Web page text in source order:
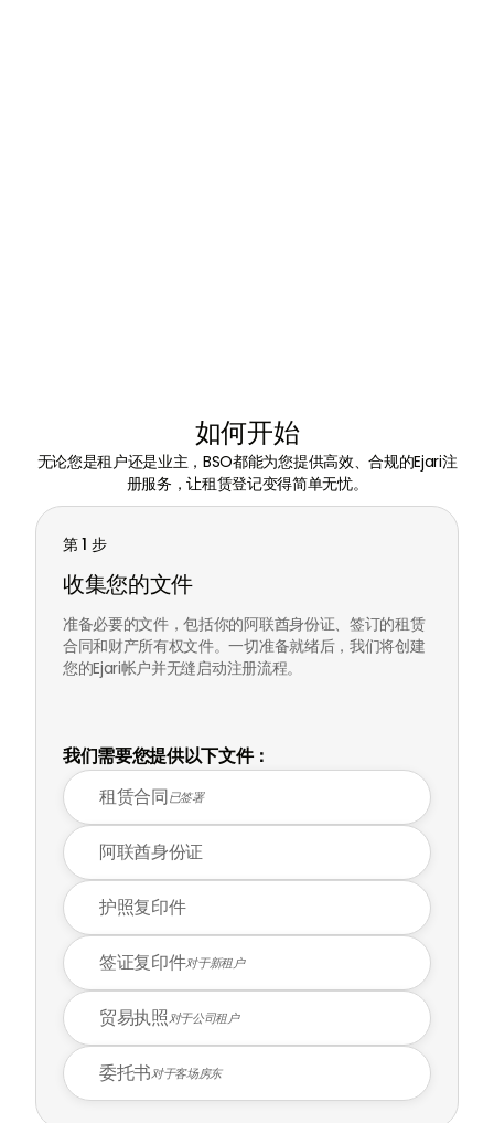
如何开始
无论您是租户还是业主，BSO都能为您提供高效、合规的Ejari注
册服务，让租赁登记变得简单无忧。
第 1 步
收集您的文件
准备必要的文件，包括你的阿联酋身份证、签订的租赁
合同和财产所有权文件。一切准备就绪后，我们将创建
您的Ejari帐户并无缝启动注册流程。
我们需要您提供以下文件：
租赁合同已签署
阿联酋身份证
护照复印件
签证复印件对于新租户
贸易执照对于公司租户
委托书对于客场房东